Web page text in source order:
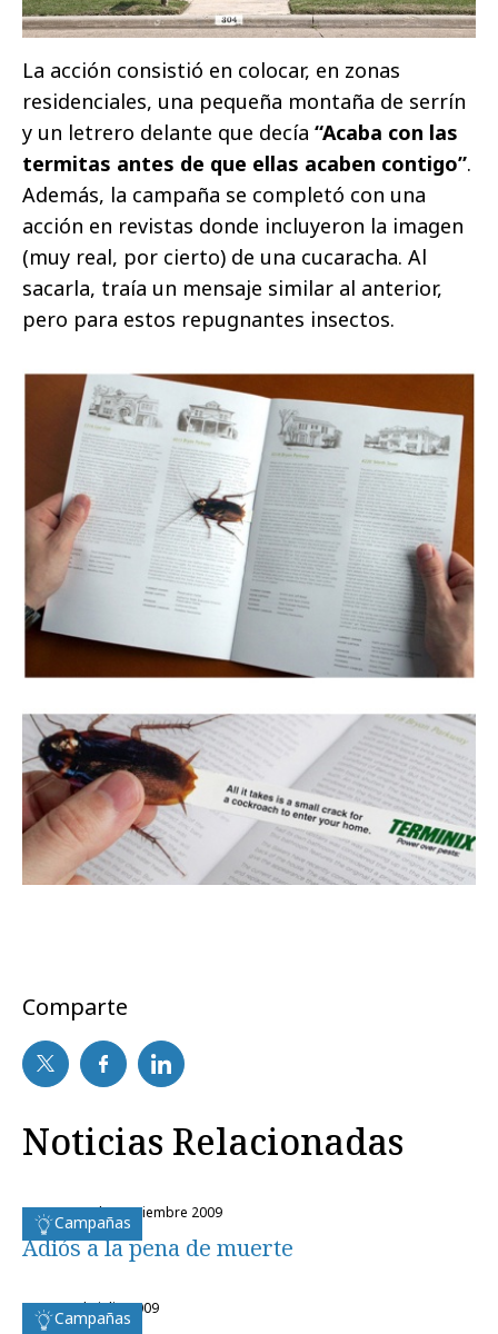
La acción consistió en colocar, en zonas
residenciales, una pequeña montaña de serrín
y un letrero delante que decía “Acaba con las
termitas antes de que ellas acaben contigo”.
Además, la campaña se completó con una
acción en revistas donde incluyeron la imagen
(muy real, por cierto) de una cucaracha. Al
sacarla, traía un mensaje similar al anterior,
pero para estos repugnantes insectos.
Comparte
Noticias Relacionadas
Campañas
martes, 22 de septiembre 2009
Adiós a la pena de muerte
Campañas
lunes, 6 de julio 2009